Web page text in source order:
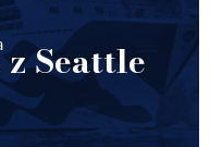
Seattle